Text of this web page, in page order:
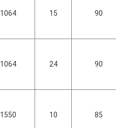
1064 15 90
1064 24 90
1550 10 85